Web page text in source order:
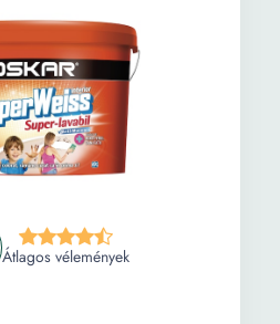
Átlagos vélemények